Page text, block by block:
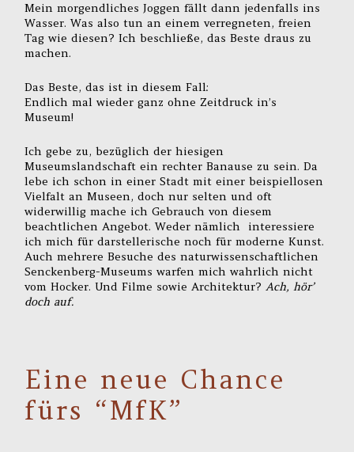
Mein morgendliches Joggen fällt dann jedenfalls ins
Wasser. Was also tun an einem verregneten, freien
Tag wie diesen? Ich beschließe, das Beste draus zu
machen.
Das Beste, das ist in diesem Fall:
Endlich mal wieder ganz ohne Zeitdruck in’s
Museum!
Ich gebe zu, bezüglich der hiesigen
Museumslandschaft ein rechter Banause zu sein. Da
lebe ich schon in einer Stadt mit einer beispiellosen
Vielfalt an Museen, doch nur selten und oft
widerwillig mache ich Gebrauch von diesem
beachtlichen Angebot. Weder nämlich interessiere
ich mich für darstellerische noch für moderne Kunst.
Auch mehrere Besuche des naturwissenschaftlichen
Senckenberg-Museums warfen mich wahrlich nicht
vom Hocker. Und Filme sowie Architektur?Ach, hör’
doch auf.
Eine neue Chance
fürs “MfK”